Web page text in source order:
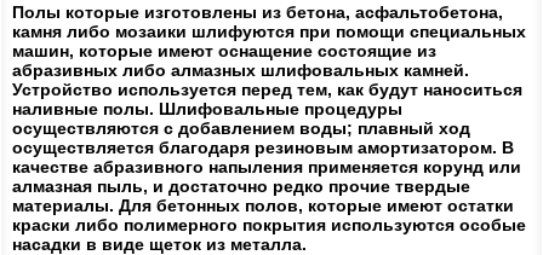
Полы которые изготовлены из бетона, асфальтобетона,
камня либо мозаики шлифуются при помощи специальных
машин, которые имеют оснащение состоящие из
абразивных либо алмазных шлифовальных камней.
Устройство используется перед тем, как будут наноситься
наливные полы. Шлифовальные процедуры
осуществляются с добавлением воды; плавный ход
осуществляется благодаря резиновым амортизатором. В
качестве абразивного напыления применяется корунд или
алмазная пыль, и достаточно редко прочие твердые
материалы. Для бетонных полов, которые имеют остатки
краски либо полимерного покрытия используются особые
насадки в виде щеток из металла.